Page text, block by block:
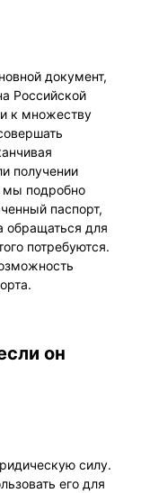
документ,
Российской
к множеству
получении
мы подробно
паспорт,
обращаться для
потребуются.
он
силу.
его для